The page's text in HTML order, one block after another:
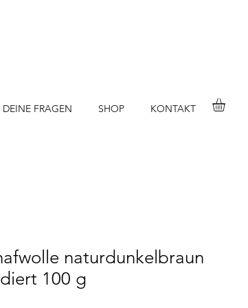
DEINE FRAGEN SHOP KONTAKT
naturdunkelbraun
100 g